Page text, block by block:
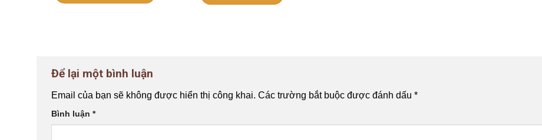
Để lại một bình luận
Email của bạn sẽ không được hiển thị công khai. Các trường bắt buộc được đánh dấu *
Bình luận *